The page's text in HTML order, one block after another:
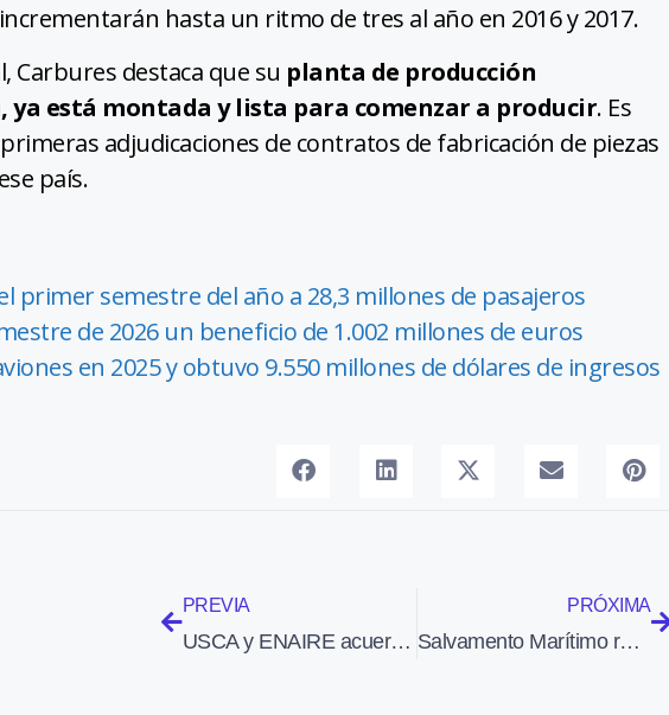
hasta un ritmo de tres al año en 2016 y 2017.
Carbures destaca que su planta de producción
está montada y lista para comenzar a producir. Es
adjudicaciones de contratos de fabricación de piezas
país.
primer semestre del año a 28,3 millones de pasajeros
de 2026 un beneficio de 1.002 millones de euros
en 2025 y obtuvo 9.550 millones de dólares de ingresos
PREVIA
USCA y ENAIRE acuerdan desconvocar la huelga de controladores
PRÓXIMA
Salvamento Marítimo rescata en el Mediterráneo a cinco personas que estaban en una embarcación